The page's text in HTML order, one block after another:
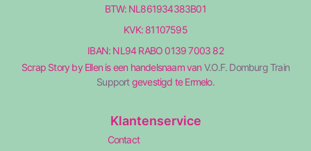
BTW: NL861934383B01
KVK: 81107595
IBAN: NL94 RABO 0139 7003 82
Scrap Story by Ellen is een handelsnaam van V.O.F. Domburg Train
Supportgevestigd te Ermelo.
Klantenservice
Contact